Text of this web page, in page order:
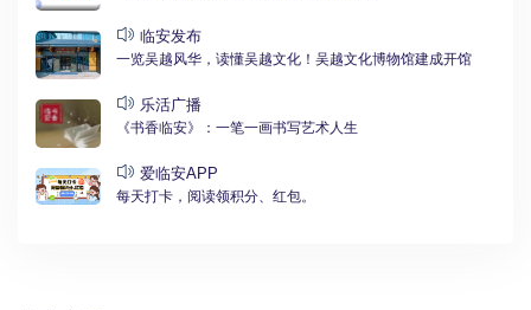
临安发布
一览吴越风华，读懂吴越文化！吴越文化博物馆建成开馆
乐活广播
《书香临安》：一笔一画书写艺术人生
爱临安APP
每天打卡，阅读领积分、红包。